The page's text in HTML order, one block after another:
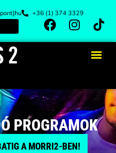
+36 (1) 374 3329
PROGRAMOK
A MORRI2-BEN!